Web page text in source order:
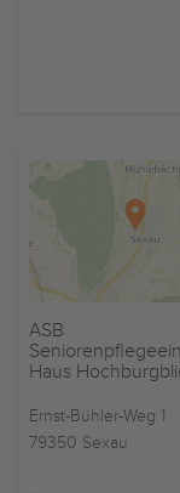
ASB
Haus
Ernst-Bühler-Weg 1
79350 Sexau